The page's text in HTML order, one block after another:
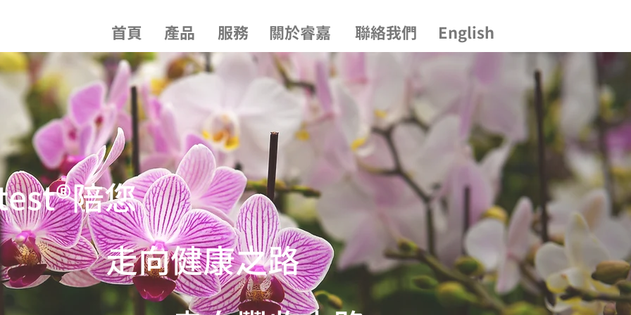
首頁 產品 服務 關於睿嘉 聯絡我們 English
陪您
走向健康之路